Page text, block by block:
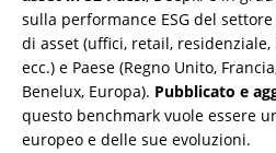
sulla performance ESG del
di asset (uffici, retail,
ecc.) e Paese (Regno Unito,
Benelux, Europa). Pubblicato e
questo benchmark vuole essere
europeo e delle sue evoluzioni.